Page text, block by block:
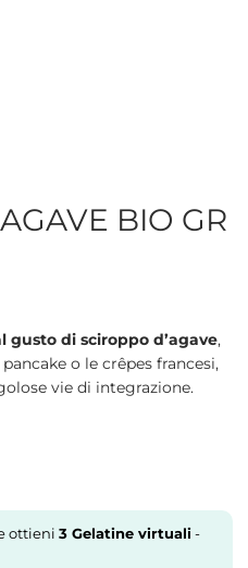
BIO GR
gusto di sciroppo d’agave,
o le crêpes francesi,
vie di integrazione.
ottieni 3Gelatine virtuali-